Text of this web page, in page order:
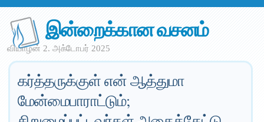
இன்றைக்கான வசனம்
வியாழன் 2. அக்டோபர் 2025
கர்த்தருக்குள் என் ஆத்துமா
மேன்மைபாராட்டும்;